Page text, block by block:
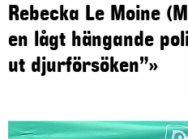
Rebecka Le Moine
en lågt hängande
ut djurförsöken”»